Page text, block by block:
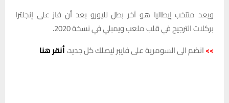
ويعد منتخب إيطاليا هو آخر بطل لليورو بعد أن فاز على إنجلترا
بركلات الترجيح في قلب ملعب ويمبلي في نسخة 2020.
>>انضم الى السومرية على فايبر ليصلك كل جديد،أنقر هنا